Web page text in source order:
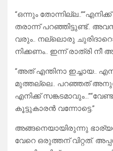
“ഒന്നും
തരാന്ന് പറഞ്ഞിട്ടുണ്ട്..
വരും.. നല്ലൊരു
നിക്കണം.. ഇന്ന് രാത്രി നീ
“അത് എന്തിനാ ഇച്ചായ..
മുത്തല്ലെ.. പറഞ്ഞത്
എനിക്ക്
കൂട്ടുകാരൻ വന്നോട്ടെ.”
അങ്ങനെയായിരുന്നു
വേറെ ഒരുത്തന് വിറ്റത്.